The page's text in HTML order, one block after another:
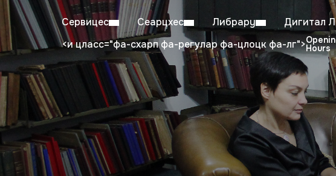
Сервицес Сеарцхес Либрарy Дигитал
<и цласс="фа-схарп фа-регулар фа-цлоцк фа-лг">
Mon–Fri: 08:00–20:00 Student Reading